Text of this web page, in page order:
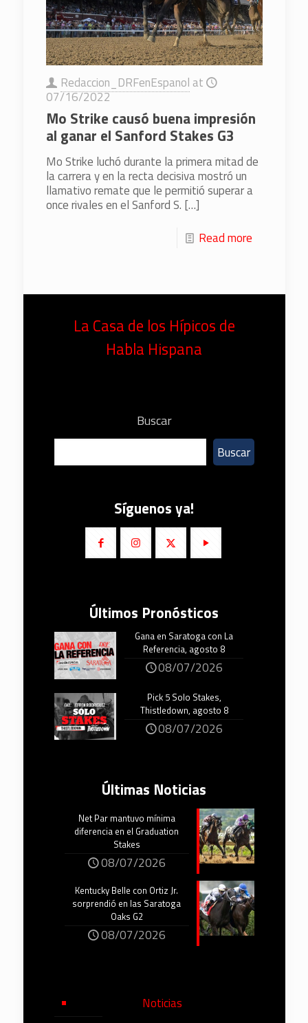
Redaccion_DRFenEspanol at
07/16/2022
Mo Strike causó buena impresión
al ganar el Sanford Stakes G3
Mo Strike luchó durante la primera mitad de
la carrera y en la recta decisiva mostró un
llamativo remate que le permitió superar a
once rivales en el Sanford S. […]
Read more
La Casa de los Hípicos de
Habla Hispana
Buscar
Buscar
Síguenos ya!
Últimos Pronósticos
Gana en Saratoga con La
Referencia, agosto 8
08/07/2026
Pick 5 Solo Stakes,
Thistledown, agosto 8
08/07/2026
Últimas Noticias
Net Par mantuvo mínima
diferencia en el Graduation
Stakes
08/07/2026
Kentucky Belle con Ortiz Jr.
sorprendió en las Saratoga
Oaks G2
08/07/2026
Noticias